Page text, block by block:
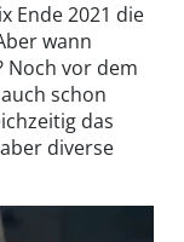
Ende 2021 die
wann
Noch vor dem
schon
das
diverse